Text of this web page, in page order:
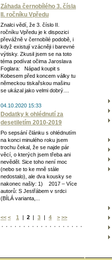
Záhada černobílého 3. čísla
II. ročníku Vpředu
Znalci vědí, že 3. číslo II.
ročníku Vpředu je k dispozici
převážně v černobílé podobě, i
když existují vzácněji i barevné
výtisky. Zkusil jsem se na toto
téma podívat očima Jaroslava
Foglara: Nápad koupit s
Kobesem před koncem války tu
německou tiskařskou mašinu
se ukázal jako velmi dobrý....
04.10.2020 15:33
Dodatky k ohlédnutí za
desetiletím 2010-2019
Po sepsání článku s ohlédnutím
na konci minulého roku jsem
trochu čekal, že se najde pár
věcí, o kterých jsem třeba ani
nevěděl. Sice toho není moc
(nebo se to ke mně stále
nedostalo), ale dva kousky se
nakonec našly: 1) 2017 – Více
autorů: S Jestřábem v srdci
(BÍLÁ varianta,...
<< < 1 | 2 | 3 | 4 > >>